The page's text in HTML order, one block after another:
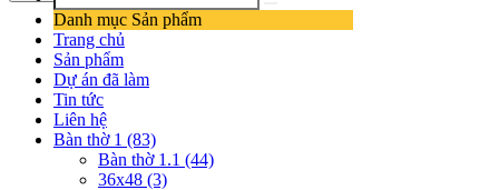
Danh mục Sản phẩm
Trang chủ
Sản phẩm
Dự án đã làm
Tin tức
Liên hệ
Bàn thờ 1 (83)
Bàn thờ 1.1 (44)
36x48 (3)